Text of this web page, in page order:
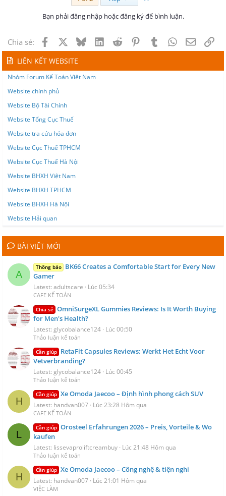
Bạn phải đăng nhập hoặc đăng ký để bình luận.
Chia sẻ: Facebook BlueskyLinkedInReddit PinterestTumblrWhatsApp
Email
LIÊN KẾT WEBSITE
Nhóm Forum Kế Toán Việt Nam
Website chính phủ
Website Bộ Tài Chính
Website Tổng Cục Thuế
Website tra cứu hóa đơn
Website Cục Thuế TPHCM
Website Cục Thuế Hà Nội
Website BHXH Việt Nam
Website BHXH TPHCM
Website BHXH Hà Nội
Website Hải quan
BÀI VIẾT MỚI
A
Thông báo BK66 Creates a Comfortable Start for Every New
Gamer
Latest: adultscare Lúc 05:34
CAFE KẾ TOÁN
Chia sẻ OmniSurgeXL Gummies Reviews: Is It Worth Buying
for Men's Health?
Latest: glycobalance124 Lúc 00:50
Thảo luận kế toán
Cần giúp RetaFit Capsules Reviews: Werkt Het Echt Voor
Vetverbranding?
Latest: glycobalance124 Lúc 00:45
Thảo luận kế toán
H
Cần giúp Xe Omoda Jaecoo – Định hình phong cách SUV
Latest: handvan007 Lúc 23:28 Hôm qua
CAFE KẾ TOÁN
L
Cần giúp Orosteel Erfahrungen 2026 – Preis, Vorteile & Wo
kaufen
Latest: lissevaproliftcreambuy Lúc 21:48 Hôm qua
Thảo luận kế toán
H
Cần giúp Xe Omoda Jaecoo – Công nghệ & tiện nghi
Latest: handvan007 Lúc 21:01 Hôm qua
VIỆC LÀM